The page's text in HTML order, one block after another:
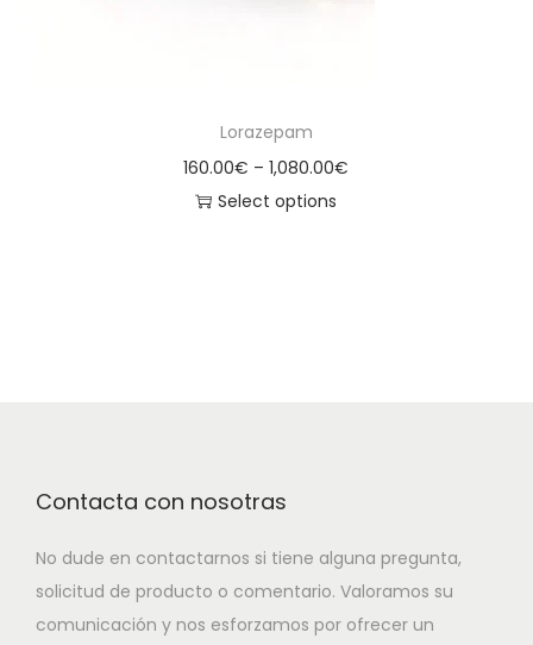
Lorazepam
160.00€ – 1,080.00€
Select options
Contacta con nosotras
No dude en contactarnos si tiene alguna pregunta,
solicitud de producto o comentario. Valoramos su
comunicación y nos esforzamos por ofrecer un